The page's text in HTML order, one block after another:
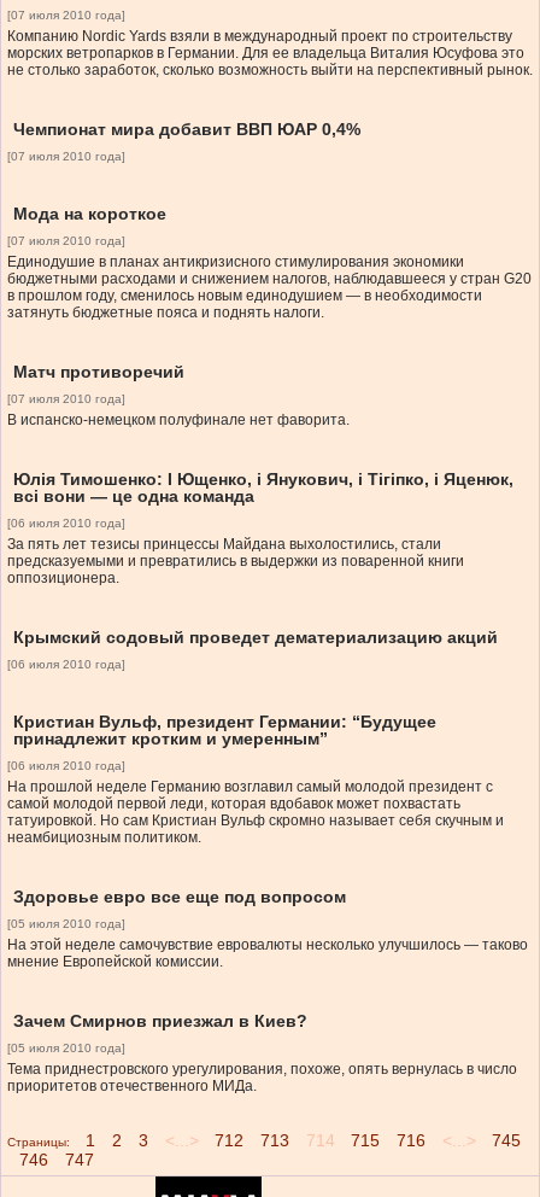
[07 июля 2010 года]
Компанию Nordic Yards взяли в международный проект по строительству
морских ветропарков в Германии. Для ее владельца Виталия Юсуфова это
не столько заработок, сколько возможность выйти на перспективный рынок.
Чемпионат мира добавит ВВП ЮАР 0,4%
[07 июля 2010 года]
Мода на короткое
[07 июля 2010 года]
Единодушие в планах антикризисного стимулирования экономики
бюджетными расходами и снижением налогов, наблюдавшееся у стран G20
в прошлом году, сменилось новым единодушием — в необходимости
затянуть бюджетные пояса и поднять налоги.
Матч противоречий
[07 июля 2010 года]
В испанско-немецком полуфинале нет фаворита.
Юлія Тимошенко: І Ющенко, і Янукович, і Тігіпко, і Яценюк,
всі вони — це одна команда
[06 июля 2010 года]
За пять лет тезисы принцессы Майдана выхолостились, стали
предсказуемыми и превратились в выдержки из поваренной книги
оппозиционера.
Крымский содовый проведет дематериализацию акций
[06 июля 2010 года]
Кристиан Вульф, президент Германии: “Будущее
принадлежит кротким и умеренным”
[06 июля 2010 года]
На прошлой неделе Германию возглавил самый молодой президент с
самой молодой первой леди, которая вдобавок может похвастать
татуировкой. Но сам Кристиан Вульф скромно называет себя скучным и
неамбициозным политиком.
Здоровье евро все еще под вопросом
[05 июля 2010 года]
На этой неделе самочувствие евровалюты несколько улучшилось — таково
мнение Европейской комиссии.
Зачем Смирнов приезжал в Киев?
[05 июля 2010 года]
Тема приднестровского урегулирования, похоже, опять вернулась в число
приоритетов отечественного МИДа.
Страницы: 1 2 3 <...> 712 713 714 715 716 <...>
745
746
747